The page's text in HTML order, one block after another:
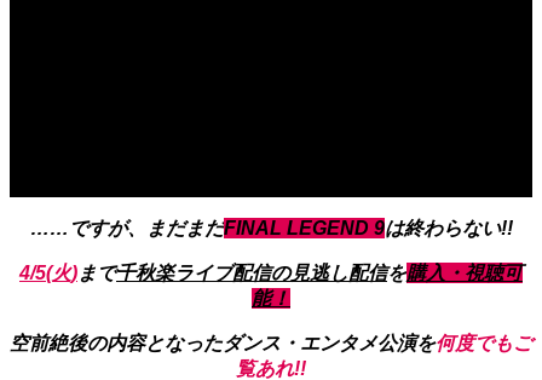
……ですが、まだまだFINAL LEGEND 9は終わらない!!
4/5(火)まで千秋楽ライブ配信の見逃し配信を購入・視聴可
能！
空前絶後の内容となったダンス・エンタメ公演を何度でもご
覧あれ!!